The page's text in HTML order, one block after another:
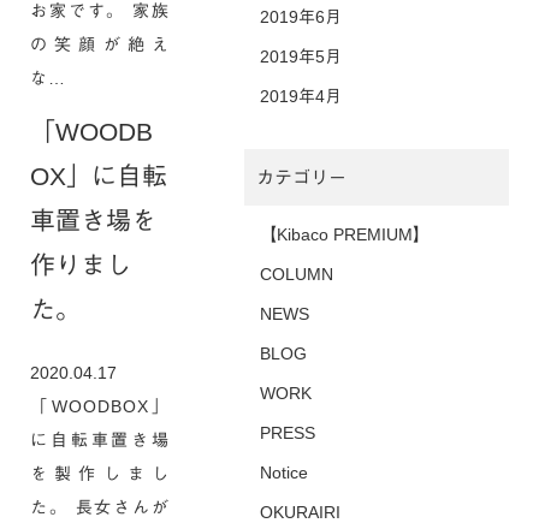
お家です。 家族
の笑顔が絶え
な…
「WOODB
OX」に自転
車置き場を
作りまし
た。
2020.04.17
「WOODBOX」
に自転車置き場
を製作しまし
た。 長女さんが
2019年6月
2019年5月
2019年4月
カテゴリー
【Kibaco PREMIUM】
COLUMN
NEWS
BLOG
WORK
PRESS
Notice
OKURAIRI